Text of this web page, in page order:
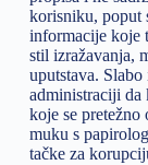
korisniku, poput
informacije koje
stil izražavanja,
uputstava.
administraciji da
koje se
muku s
tačke za